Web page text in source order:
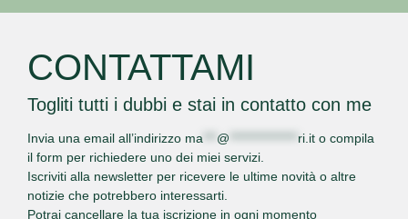
CONTATTAMI
Togliti tutti i dubbi e stai in contatto con me
Invia una email all’indirizzo ma @ ri.it o compila
il form per richiedere uno dei miei servizi.
Iscriviti alla newsletter per ricevere le ultime novità o altre
notizie che potrebbero interessarti.
Potrai cancellare la tua iscrizione in ogni momento